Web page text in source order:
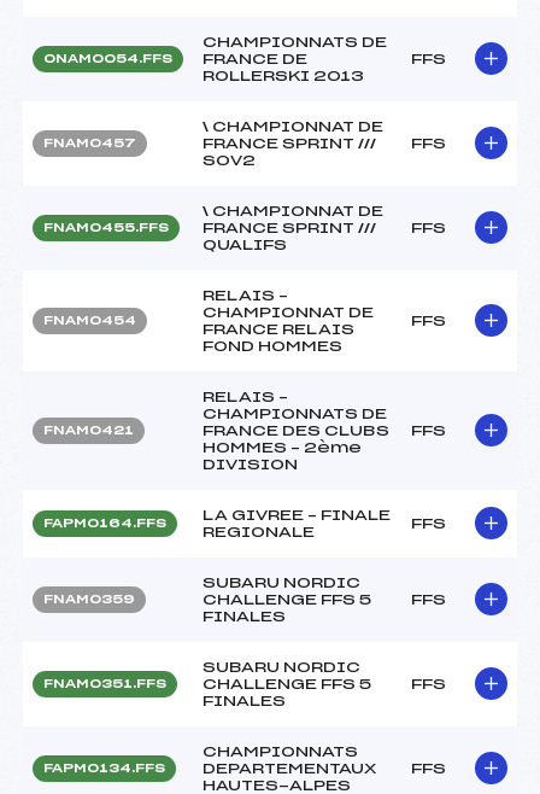
ONAM0054.FFS
CHAMPIONNATS DE
FRANCE DE
ROLLERSKI 2013
FFS
FNAM0457
\ CHAMPIONNAT DE
FRANCE SPRINT ///
SOV2
FFS
FNAM0455.FFS
\ CHAMPIONNAT DE
FRANCE SPRINT ///
QUALIFS
FFS
FNAM0454
RELAIS –
CHAMPIONNAT DE
FRANCE RELAIS
FOND HOMMES
FFS
FNAM0421
RELAIS –
CHAMPIONNATS DE
FRANCE DES CLUBS
HOMMES – 2ème
DIVISION
FFS
FAPM0164.FFS
LA GIVREE – FINALE
REGIONALE
FFS
FNAM0359
SUBARU NORDIC
CHALLENGE FFS 5
FINALES
FFS
FNAM0351.FFS
SUBARU NORDIC
CHALLENGE FFS 5
FINALES
FFS
FAPM0134.FFS
CHAMPIONNATS
DEPARTEMENTAUX
HAUTES-ALPES
FFS